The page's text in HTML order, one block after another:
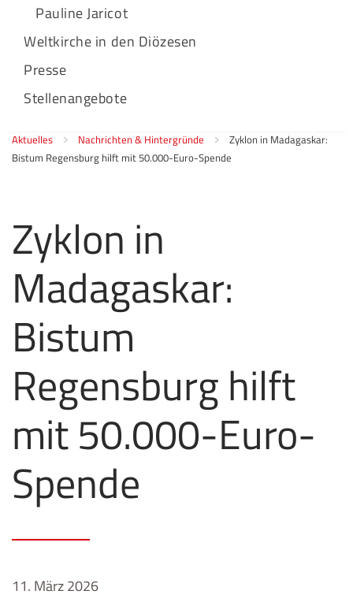
Pauline Jaricot
Weltkirche in den Diözesen
Presse
Stellenangebote
Aktuelles Nachrichten & Hintergründe
Zyklon in Madagaskar:
Bistum Regensburg hilft mit 50.000-Euro-Spende
Zyklon in
Madagaskar:
Bistum
Regensburg hilft
mit 50.000-Euro-
Spende
11. März 2026